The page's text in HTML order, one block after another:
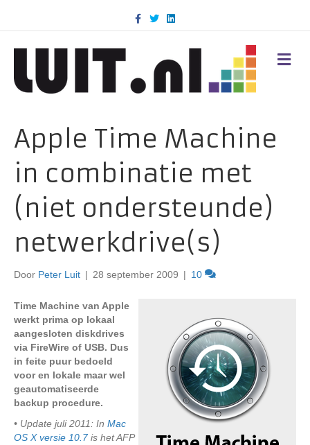
c
k
T
w
i
n
d
M
E
Apple Time Machine
in combinatie met
(niet ondersteunde)
netwerkdrive(s)
Door Peter Luit | 28 september 2009 | 10
Time Machine van Apple
werkt prima op lokaal
aangesloten diskdrives
via FireWire of USB. Dus
in feite puur bedoeld
voor en lokale maar wel
geautomatiseerde
backup procedure.
• Update juli 2011: In Mac
OS X versie 10.7is het AFP